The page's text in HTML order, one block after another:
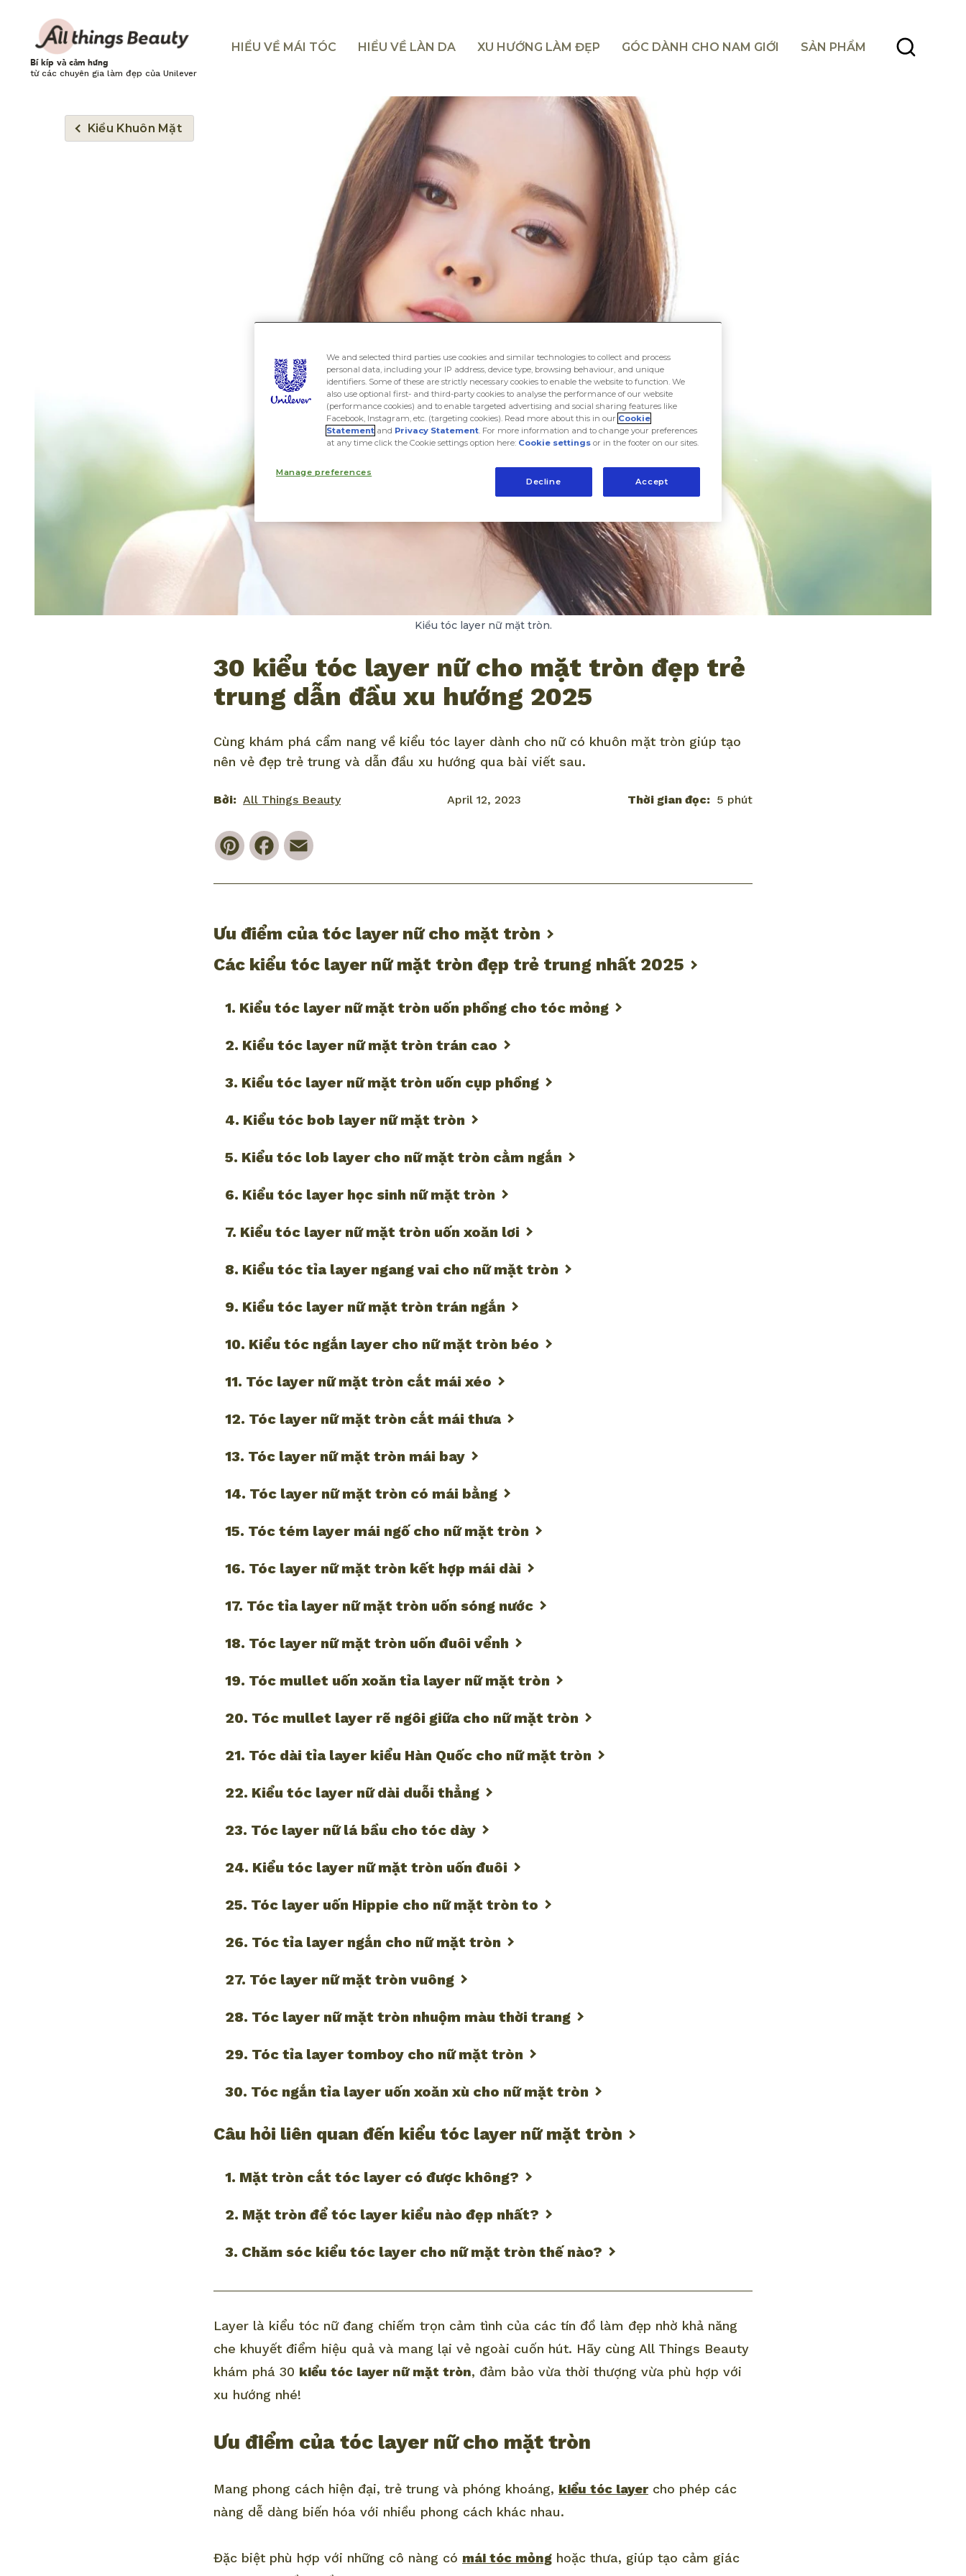
Bí kíp và cảm hứng
từ các chuyên gia làm đẹp của Unilever
HIỂU VỀ MÁI TÓC HIỂU VỀ LÀN DA XU HƯỚNG LÀM ĐẸP GÓC DÀNH CHO NAM GIỚI SẢN PHẨM
Kiểu Khuôn Mặt
Kiểu tóc layer nữ mặt tròn.
30 kiểu tóc layer nữ cho mặt tròn đẹp trẻ
trung dẫn đầu xu hướng 2025
Cùng khám phá cẩm nang về kiểu tóc layer dành cho nữ có khuôn mặt tròn giúp tạo
nên vẻ đẹp trẻ trung và dẫn đầu xu hướng qua bài viết sau.
Bởi: All Things Beauty April 12, 2023 Thời gian đọc: 5 phút
PinterestFacebook
Ưu điểm của tóc layer nữ cho mặt tròn
Các kiểu tóc layer nữ mặt tròn đẹp trẻ trung nhất 2025
1. Kiểu tóc layer nữ mặt tròn uốn phồng cho tóc mỏng
2. Kiểu tóc layer nữ mặt tròn trán cao
3. Kiểu tóc layer nữ mặt tròn uốn cụp phồng
4. Kiểu tóc bob layer nữ mặt tròn
5. Kiểu tóc lob layer cho nữ mặt tròn cằm ngắn
6. Kiểu tóc layer học sinh nữ mặt tròn
7. Kiểu tóc layer nữ mặt tròn uốn xoăn lơi
8. Kiểu tóc tỉa layer ngang vai cho nữ mặt tròn
9. Kiểu tóc layer nữ mặt tròn trán ngắn
10. Kiểu tóc ngắn layer cho nữ mặt tròn béo
11. Tóc layer nữ mặt tròn cắt mái xéo
12. Tóc layer nữ mặt tròn cắt mái thưa
13. Tóc layer nữ mặt tròn mái bay
14. Tóc layer nữ mặt tròn có mái bằng
15. Tóc tém layer mái ngố cho nữ mặt tròn
16. Tóc layer nữ mặt tròn kết hợp mái dài
17. Tóc tỉa layer nữ mặt tròn uốn sóng nước
18. Tóc layer nữ mặt tròn uốn đuôi vểnh
19. Tóc mullet uốn xoăn tỉa layer nữ mặt tròn
20. Tóc mullet layer rẽ ngôi giữa cho nữ mặt tròn
21. Tóc dài tỉa layer kiểu Hàn Quốc cho nữ mặt tròn
22. Kiểu tóc layer nữ dài duỗi thẳng
23. Tóc layer nữ lá bầu cho tóc dày
24. Kiểu tóc layer nữ mặt tròn uốn đuôi
25. Tóc layer uốn Hippie cho nữ mặt tròn to
26. Tóc tỉa layer ngắn cho nữ mặt tròn
27. Tóc layer nữ mặt tròn vuông
28. Tóc layer nữ mặt tròn nhuộm màu thời trang
29. Tóc tỉa layer tomboy cho nữ mặt tròn
30. Tóc ngắn tỉa layer uốn xoăn xù cho nữ mặt tròn
Câu hỏi liên quan đến kiểu tóc layer nữ mặt tròn
1. Mặt tròn cắt tóc layer có được không?
2. Mặt tròn để tóc layer kiểu nào đẹp nhất?
3. Chăm sóc kiểu tóc layer cho nữ mặt tròn thế nào?
Layer là kiểu tóc nữ đang chiếm trọn cảm tình của các tín đồ làm đẹp nhờ khả năng
che khuyết điểm hiệu quả và mang lại vẻ ngoài cuốn hút. Hãy cùng All Things Beauty
khám phá 30 kiểu tóc layer nữ mặt tròn, đảm bảo vừa thời thượng vừa phù hợp với
xu hướng nhé!
Ưu điểm của tóc layer nữ cho mặt tròn
Mang phong cách hiện đại, trẻ trung và phóng khoáng, kiểu tóc layer cho phép các
nàng dễ dàng biến hóa với nhiều phong cách khác nhau.
Đặc biệt phù hợp với những cô nàng có mái tóc mỏng hoặc thưa, giúp tạo cảm giác
We and selected third parties use cookies and similar technologies to collect and process
personal data, including your IP address, device type, browsing behaviour, and unique
identifiers. Some of these are strictly necessary cookies to enable the website to function. We
also use optional first- and third-party cookies to analyse the performance of our website
(performance cookies) and to enable targeted advertising and social sharing features like
Facebook, Instagram, etc. (targeting cookies). Read more about this in our Cookie
Statement and Privacy Statement. For more information and to change your preferences
at any time click the Cookie settings option here: Cookie settings or in the footer on our sites.
Manage preferences
Decline
Accept